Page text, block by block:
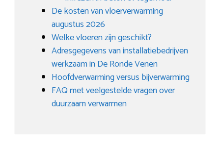
De kosten van vloerverwarming
augustus 2026
Welke vloeren zijn geschikt?
Adresgegevens van installatiebedrijven
werkzaam in De Ronde Venen
Hoofdverwarming versus bijverwarming
FAQ met veelgestelde vragen over
duurzaam verwarmen